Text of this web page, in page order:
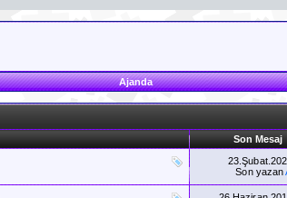
Ajanda
Son Mesaj
Son yazan